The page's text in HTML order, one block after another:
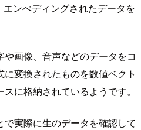
ンべディングされたデータを
画像、音声などのデータをコ
変換されたものを数値ベクト
に格納されているようです。
実際に生のデータを確認して